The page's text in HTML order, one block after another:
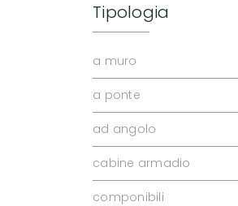
Tipologia
a muro
a ponte
ad angolo
cabine armadio
componibili